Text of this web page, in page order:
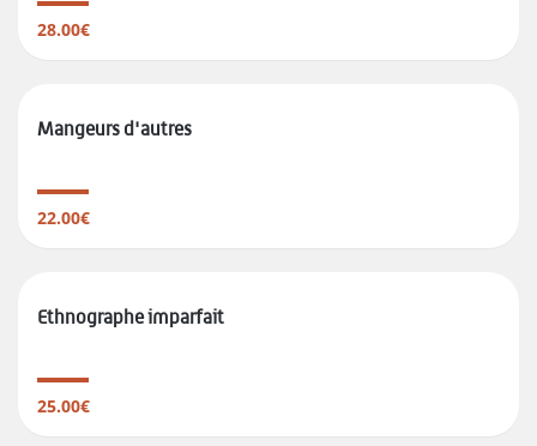
28.00€
Mangeurs d'autres
22.00€
Ethnographe imparfait
25.00€